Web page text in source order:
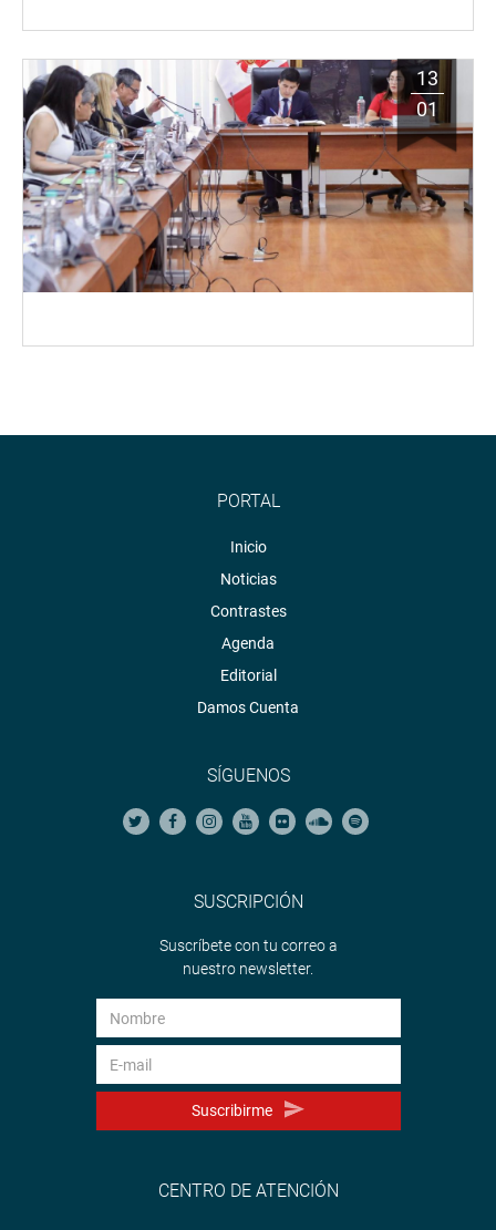
13
01
PORTAL
Inicio
Noticias
Contrastes
Agenda
Editorial
Damos Cuenta
SÍGUENOS
SUSCRIPCIÓN
Suscríbete con tu correo a
nuestro newsletter.
Suscribirme
CENTRO DE ATENCIÓN